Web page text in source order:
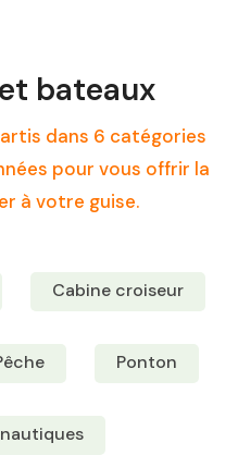
bateaux
dans 6 catégories
pour vous offrir la
à votre guise.
Cabine croiseur
Ponton